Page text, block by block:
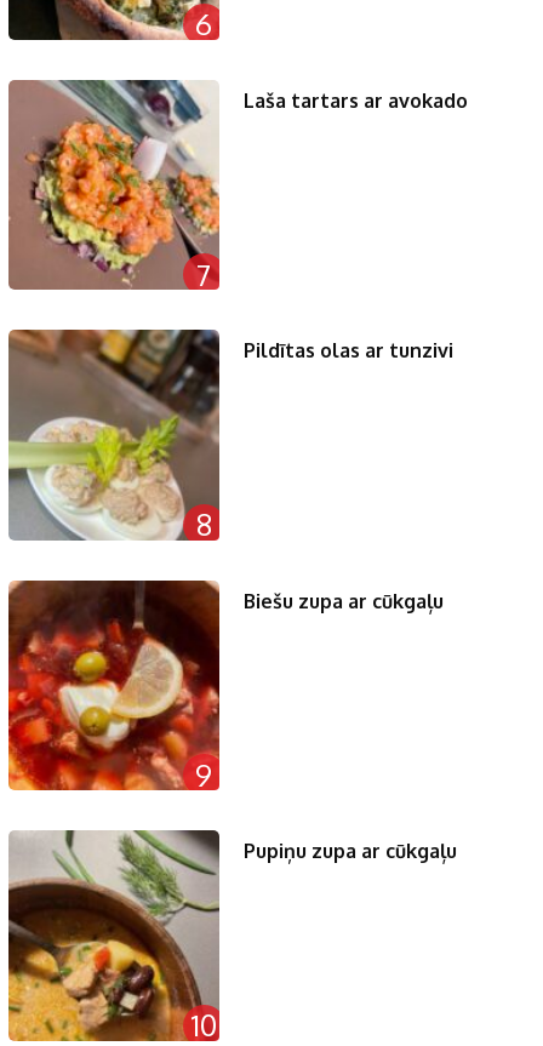
6
7
Laša tartars ar avokado
8
Pildītas olas ar tunzivi
9
Biešu zupa ar cūkgaļu
10
Pupiņu zupa ar cūkgaļu